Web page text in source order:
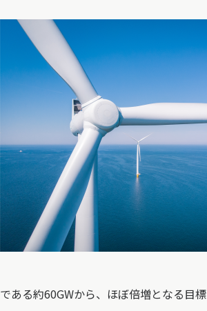
である約60GWから、ほぼ倍増となる目